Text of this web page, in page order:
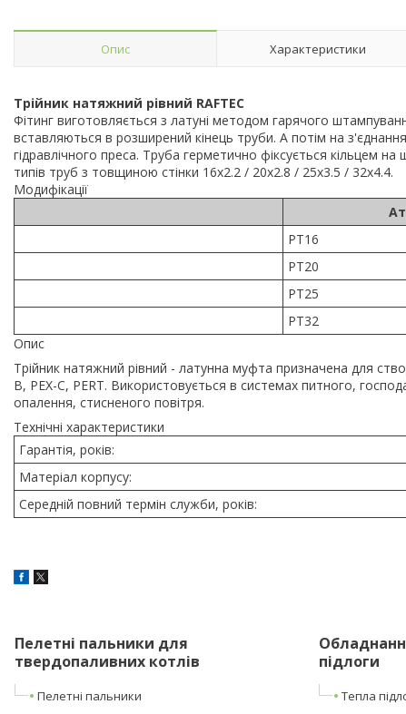
Опис Характеристики
Трійник натяжний рівний RAFTEC
Фітинг виготовляється з латуні методом гарячого
вставляються в розширений кінець труби. А потім на
гідравлічного преса. Труба герметично фіксується кільцем на
типів труб з товщиною стінки 16х2.2 / 20х2.8 / 25х3.5 / 32х4.4.
Модифікації
PT16
PT20
PT25
PT32
Опис
Трійник натяжний рівний - латунна муфта призначена для
B, PEX-C, PERT. Використовується в системах питного,
опалення, стисненого повітря.
Технічні характеристики
Гарантія, років:
Матеріал корпусу:
Середній повний термін служби, років:
Пелетні пальники для
твердопаливних котлів
Пелетні пальники
підлоги
Тепла